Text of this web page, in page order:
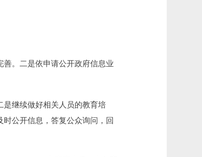
。二是依申请公开政府信息业
继续做好相关人员的教育培
公开信息，答复公众询问，回